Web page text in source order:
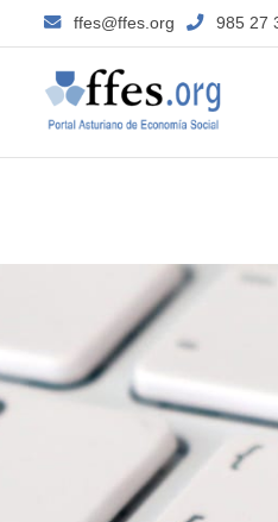
DE
MANTENIMIENTO
MULTIFUNCIÓN
ffes@ffes.org 985 27